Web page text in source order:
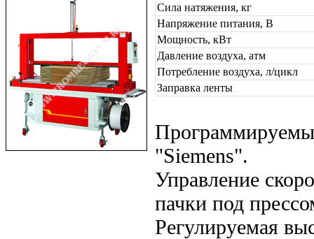
Сила натяжения, кг
Напряжение питания, В
Мощность, кВт
Давление воздуха, атм
Потребление воздуха, л/цикл
Заправка ленты
"Siemens".
Управление
пачки под
Регулируемая